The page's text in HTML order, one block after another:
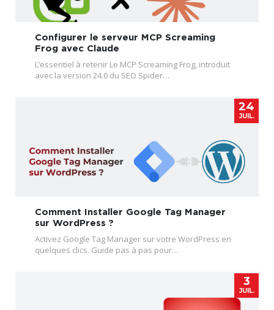
Configurer le serveur MCP Screaming
Frog avec Claude
L’essentiel à retenir Le MCP Screaming Frog, introduit
avec la version 24.0 du SEO Spider…
24
JUIL.
Comment Installer Google Tag Manager
sur WordPress ?
Activez Google Tag Manager sur votre WordPress en
quelques clics. Guide pas à pas pour…
3
JUIL.